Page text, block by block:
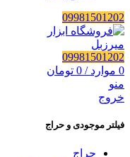
09981501202
09981501202
0 موارد /
0 تومان
منو
خروج
فیلتر موجودی و حراج
حراج